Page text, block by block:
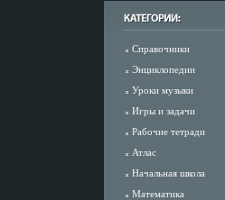
Справочники
Энциклопедии
Уроки музыки
Игры и задачи
Рабочие тетради
Атлас
Начальная школа
Математика